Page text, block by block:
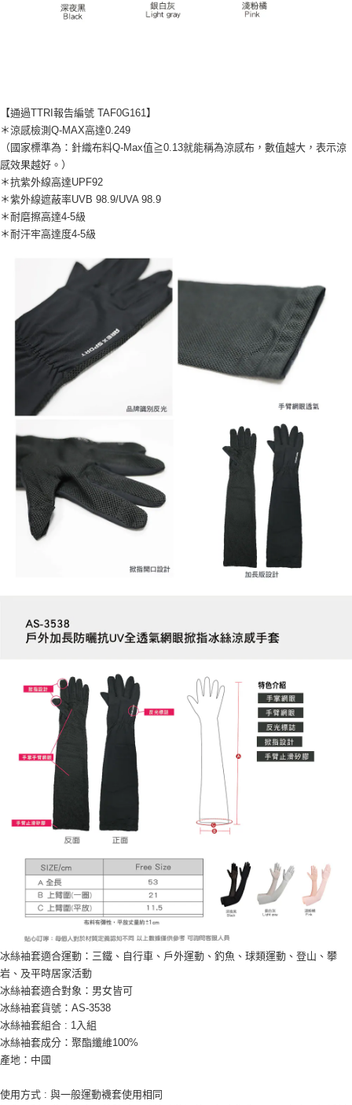
【通過TTRI報告編號 TAF0G161】
＊涼感檢測Q-MAX高達0.249
（國家標準為：針織布料Q-Max值≧0.13就能稱為涼感布，數值越大，表示涼
感效果越好。）
＊抗紫外線高達UPF92
＊紫外線遮蔽率UVB 98.9/UVA 98.9
＊耐磨擦高達4-5級
＊耐汗牢高達度4-5級
冰絲袖套適合運動：三鐵、自行車、戶外運動、釣魚、球類運動、登山、攀
岩、及平時居家活動
冰絲袖套適合對象：男女皆可
冰絲袖套貨號：AS-3538
冰絲袖套組合 : 1入組
冰絲袖套成分：聚酯纖維100%
產地：中國
使用方式 : 與一般運動襪套使用相同